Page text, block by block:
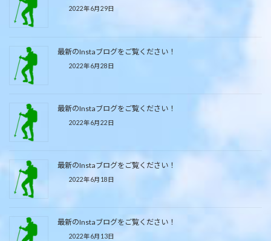
2022年6月29日
最新のInstaブログをご覧ください！
2022年6月28日
最新のInstaブログをご覧ください！
2022年6月22日
最新のInstaブログをご覧ください！
2022年6月18日
最新のInstaブログをご覧ください！
2022年6月13日